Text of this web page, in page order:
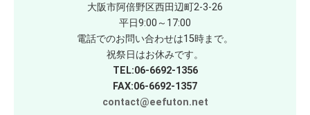
大阪市阿倍野区西田辺町2-3-26
平日9:00～17:00
電話でのお問い合わせは15時まで。
祝祭日はお休みです。
TEL:06-6692-1356
FAX:06-6692-1357
contact@eefuton.net